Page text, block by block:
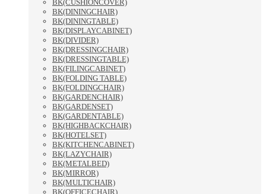
BK(CUSHIONCOVER)
BK(DININGCHAIR)
BK(DININGTABLE)
BK(DISPLAYCABINET)
BK(DIVIDER)
BK(DRESSINGCHAIR)
BK(DRESSINGTABLE)
BK(FILINGCABINET)
BK(FOLDING TABLE)
BK(FOLDINGCHAIR)
BK(GARDENCHAIR)
BK(GARDENSET)
BK(GARDENTABLE)
BK(HIGHBACKCHAIR)
BK(HOTELSET)
BK(KITCHENCABINET)
BK(LAZYCHAIR)
BK(METALBED)
BK(MIRROR)
BK(MULTICHAIR)
BK(OFFICECHAIR)